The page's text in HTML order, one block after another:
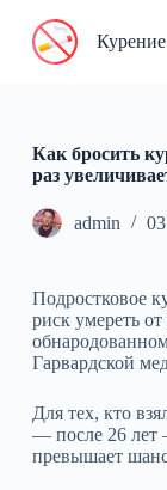
П
и
к
у
Как бросить
раз
admin
Подростковое
риск умереть
Гарвардской
Для тех, кто
— после 26 лет
превышает